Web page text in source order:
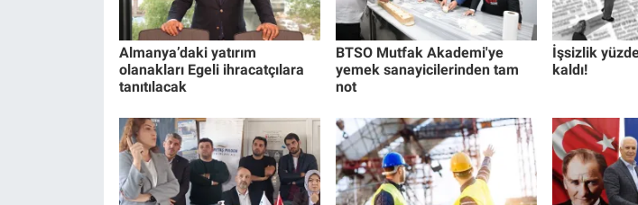
Almanya’daki yatırım
olanakları Egeli ihracatçılara
tanıtılacak
BTSO Mutfak Akademi'ye
yemek sanayicilerinden tam
not
İşsizlik
kaldı!